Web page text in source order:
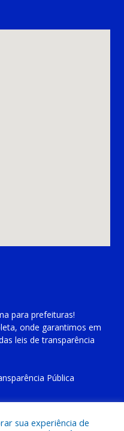
para prefeituras!
onde garantimos em
leis de transparência
Pública
sua experiência de